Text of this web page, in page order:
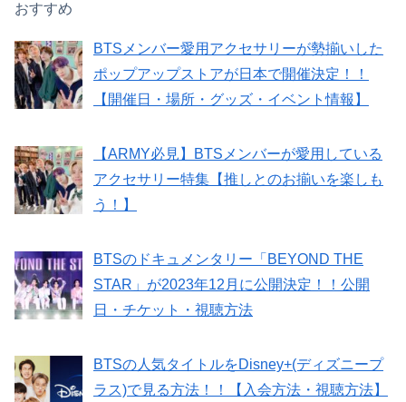
おすすめ
BTSメンバー愛用アクセサリーが勢揃いした
ポップアップストアが日本で開催決定！！
【開催日・場所・グッズ・イベント情報】
【ARMY必見】BTSメンバーが愛用している
アクセサリー特集【推しとのお揃いを楽しも
う！】
BTSのドキュメンタリー「BEYOND THE
STAR」が2023年12月に公開決定！！公開
日・チケット・視聴方法
BTSの人気タイトルをDisney+(ディズニープ
ラス)で見る方法！！【入会方法・視聴方法】